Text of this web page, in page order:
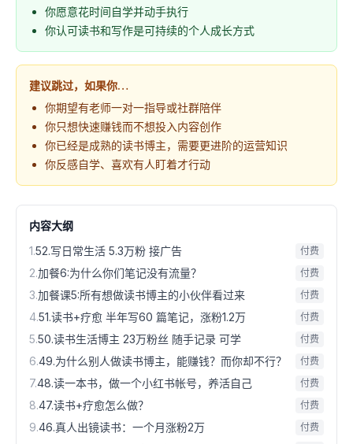
你愿意花时间自学并动手执行
你认可读书和写作是可持续的个人成长方式
建议跳过，如果你…
你期望有老师一对一指导或社群陪伴
你只想快速赚钱而不想投入内容创作
你已经是成熟的读书博主，需要更进阶的运营知识
你反感自学、喜欢有人盯着才行动
内容大纲
1.52.写日常生活 5.3万粉 接广告 付费
2.加餐6:为什么你们笔记没有流量？ 付费
3.加餐课5:所有想做读书博主的小伙伴看过来 付费
4.51.读书+疗愈 半年写60 篇笔记，涨粉1.2万 付费
5.50.读书生活博主 23万粉丝 随手记录 可学 付费
6.49.为什么别人做读书博主，能赚钱？而你却不行？ 付费
7.48.读一本书，做一个小红书帐号，养活自己 付费
8.47.读书+疗愈怎么做？ 付费
9.46.真人出镜读书：一个月涨粉2万 付费